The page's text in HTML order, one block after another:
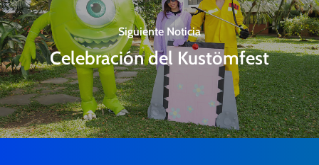
Siguiente Noticia
Celebración del Kustömfest